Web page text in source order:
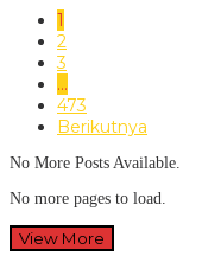
1
2
3
…
473
Berikutnya
No More Posts Available.
No more pages to load.
View More